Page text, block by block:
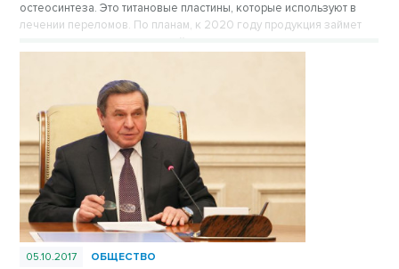
остеосинтеза. Это титановые пластины, которые используют в
лечении переломов. По планам, к 2020 году продукция займет
том, зачем слушать протезы, узнали корреспонденты ОТС.
05.10.2017 ОБЩЕСТВО